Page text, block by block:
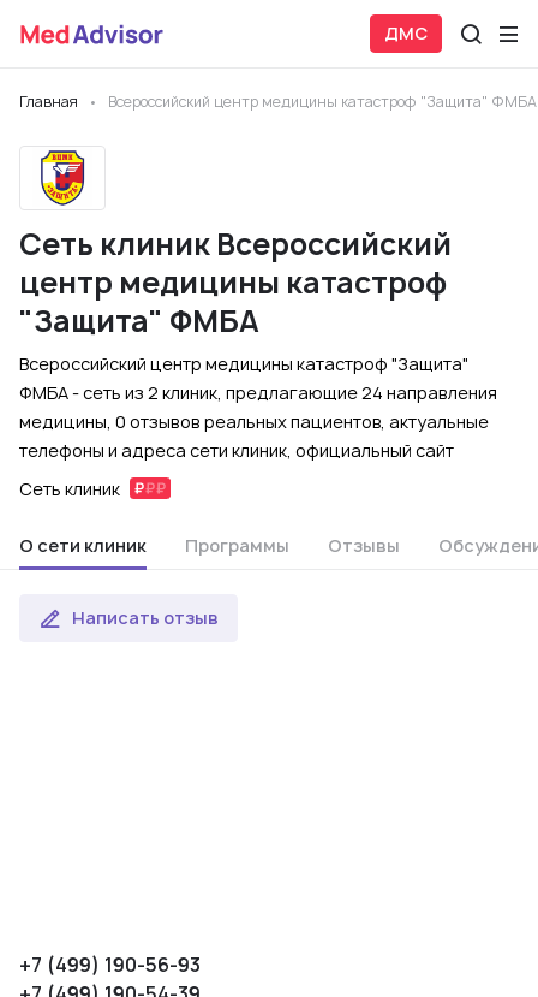
ДМС
Главная Всероссийский центр медицины катастроф "Защита" ФМБА
Сеть клиник Всероссийский
центр медицины катастроф
"Защита" ФМБА
Всероссийский центр медицины катастроф "Защита"
ФМБА - сеть из 2 клиник, предлагающие 24 направления
медицины, 0 отзывов реальных пациентов, актуальные
телефоны и адреса сети клиник, официальный сайт
Сеть клиник
О сети клиник Программы Отзывы
Написать отзыв
+7 (499) 190-56-93